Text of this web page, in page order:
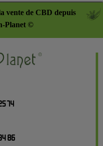
vente de CBD depuis
Planet ©
74
86